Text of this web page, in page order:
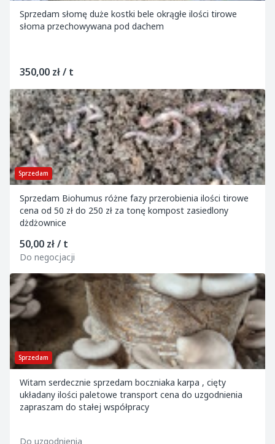
Sprzedam słomę duże kostki bele okrągłe ilości tirowe
słoma przechowywana pod dachem
350,00 zł / t
Sprzedam
Sprzedam Biohumus różne fazy przerobienia ilości tirowe
cena od 50 zł do 250 zł za tonę kompost zasiedlony
dżdżownice
50,00 zł / t
Do negocjacji
Sprzedam
Witam serdecznie sprzedam boczniaka karpa , cięty
układany ilości paletowe transport cena do uzgodnienia
zapraszam do stałej współpracy
Do uzgodnienia